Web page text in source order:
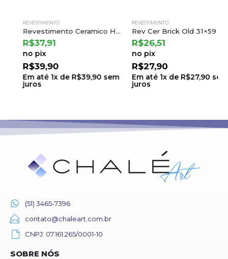
REVESTIMENTO
Revestimento Ceramico Hdm 37310r Ret 35×70 a Incefra
37,91
no pix
39,90
Em até1x de R$39,90sem
juros
REVESTIMENTO
Rev Cer Brick Old 31×59 a Cejatel (2,19) Ton.33 B.8 Lt.33
26,51
no pix
27,90
Em até1x de R$27,90sem
juros
(51) 3465-7396
contato@chaleart.com.br
CNPJ: 07.161.265/0001-10
SOBRE NÓS